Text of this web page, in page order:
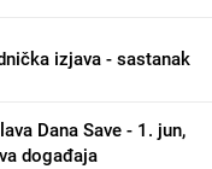
izjava - sastanak
Dana Save - 1. jun,
događaja